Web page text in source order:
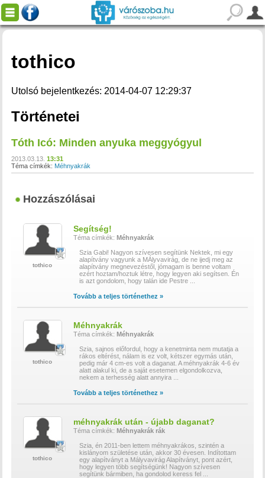
tothico
Utolsó bejelentkezés: 2014-04-07 12:29:37
Történetei
Tóth Icó: Minden anyuka meggyógyul
2013.03.13. 13:31
Téma címkék: Méhnyakrák
Hozzászólásai
tothico
Segítség!
Téma címkék: Méhnyakrák
Szia Gabi! Nagyon szívesen segítünk Nektek, mi egy
alapítvány vagyunk a MÁlyvavirág, de ne ijedj meg az
alapítvány megnevezéstől, jómagam is benne voltam
ezért hoztam/hoztuk létre, hogy legyen aki segítsen. Én
is azt gondolom, hogy talán ide Pestre
Tovább a teljes történethez »
tothico
Méhnyakrák
Téma címkék: Méhnyakrák
Szia, sajnos előfordul, hogy a kenetminta nem mutatja a
rákos eltérést, nálam is ez volt, kétszer egymás után,
pedig már 4 cm-es volt a daganat. A méhnyakrák 4-6 év
alatt alakul ki, de a saját esetemen elgondolkozva,
nekem a terhesség alatt annyira
Tovább a teljes történethez »
tothico
méhnyakrák után - újabb daganat?
Téma címkék: Méhnyakrák rák
Szia, én 2011-ben lettem méhnyakrákos, szintén a
kislányom születése után, akkor 30 évesen. Indítottam
egy alapítványt a Mályvavirág Alapítványt, pont azért,
hogy legyen több segítségünk! Nagyon szívesen
segítünk bármiben, ha gondolod keress fel